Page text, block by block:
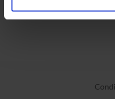
analizzare il nostro traffico.